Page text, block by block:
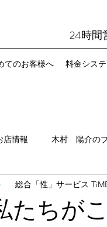
24時間
てのお客様へ 料金シス
店情報 木村 陽介の
配信関係 イベン
たちが
総合「性」サービス